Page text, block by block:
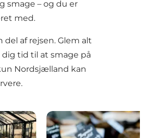
smage – og du er
med.
af rejsen. Glem alt
tid til at smage på
Nordsjælland kan